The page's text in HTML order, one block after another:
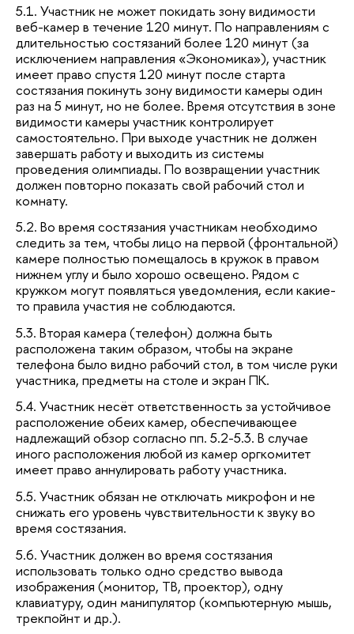
5.1. Участник не может покидать зону видимости
веб-камер в течение 120 минут. По направлениям с
длительностью состязаний более 120 минут (за
исключением направления «Экономика»), участник
имеет право спустя 120 минут после старта
состязания покинуть зону видимости камеры один
раз на 5 минут, но не более. Время отсутствия в зоне
видимости камеры участник контролирует
самостоятельно. При выходе участник не должен
завершать работу и выходить из системы
проведения олимпиады. По возвращении участник
должен повторно показать свой рабочий стол и
комнату.
5.2. Во время состязания участникам необходимо
следить за тем, чтобы лицо на первой (фронтальной)
камере полностью помещалось в кружок в правом
нижнем углу и было хорошо освещено. Рядом с
кружком могут появляться уведомления, если какие-
то правила участия не соблюдаются.
5.3. Вторая камера (телефон) должна быть
расположена таким образом, чтобы на экране
телефона было видно рабочий стол, в том числе руки
участника, предметы на столе и экран ПК.
5.4. Участник несёт ответственность за устойчивое
расположение обеих камер, обеспечивающее
надлежащий обзор согласно пп. 5.2-5.3. В случае
иного расположения любой из камер оргкомитет
имеет право аннулировать работу участника.
5.5. Участник обязан не отключать микрофон и не
снижать его уровень чувствительности к звуку во
время состязания.
5.6. Участник должен во время состязания
использовать только одно средство вывода
изображения (монитор, ТВ, проектор), одну
клавиатуру, один манипулятор (компьютерную мышь,
трекпойнт и др.).